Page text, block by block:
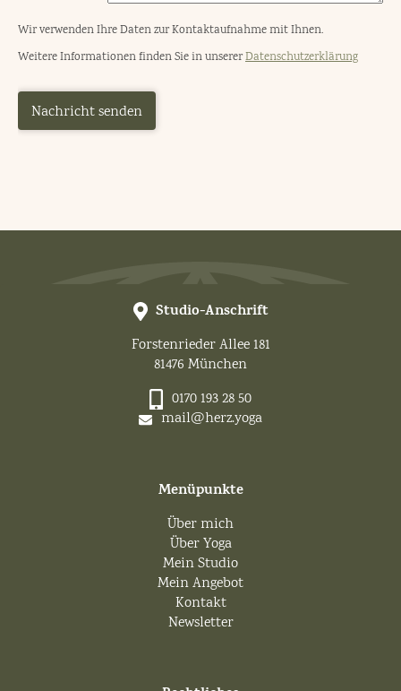
Wir verwenden Ihre Daten zur Kontaktaufnahme mit Ihnen.
Weitere Informationen finden Sie in unsererDatenschutzerklärung
Nachricht senden
Studio-Anschrift
Forstenrieder Allee 181
81476 München
0170 193 28 50
mail@herz.yoga
Menüpunkte
Über mich
Über Yoga
Mein Studio
Mein Angebot
Kontakt
Newsletter